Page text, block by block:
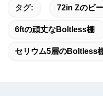
タグ: 72in Zのビ
6ftの頑丈なboltless棚
セリウム5層のboltless